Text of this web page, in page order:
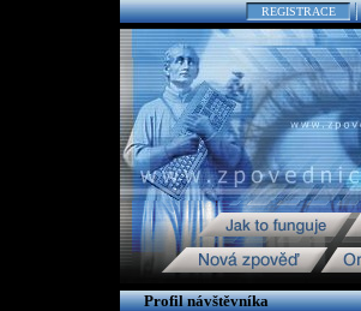
REGISTRACE
Profil návštěvníka